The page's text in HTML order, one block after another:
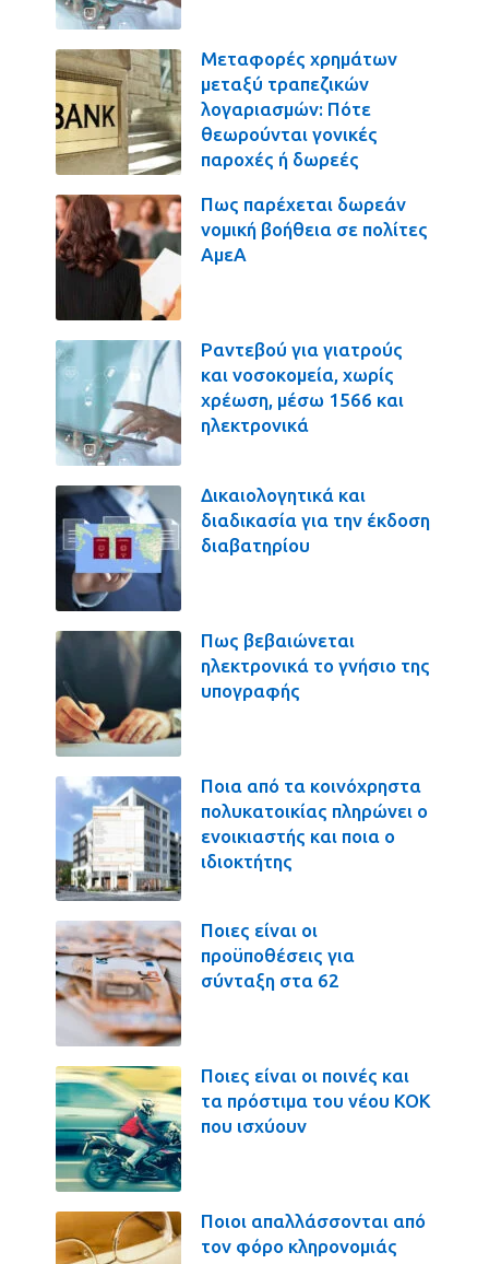
Μεταφορές χρημάτων
μεταξύ τραπεζικών
λογαριασμών: Πότε
θεωρούνται γονικές
παροχές ή δωρεές
Πως παρέχεται δωρεάν
νομική βοήθεια σε πολίτες
ΑμεΑ
Ραντεβού για γιατρούς
και νοσοκομεία, χωρίς
χρέωση, μέσω 1566 και
ηλεκτρονικά
Δικαιολογητικά και
διαδικασία για την έκδοση
διαβατηρίου
Πως βεβαιώνεται
ηλεκτρονικά το γνήσιο της
υπογραφής
Ποια από τα κοινόχρηστα
πολυκατοικίας πληρώνει ο
ενοικιαστής και ποια ο
ιδιοκτήτης
Ποιες είναι οι
προϋποθέσεις για
σύνταξη στα 62
Ποιες είναι οι ποινές και
τα πρόστιμα του νέου ΚΟΚ
που ισχύουν
Ποιοι απαλλάσσονται από
τον φόρο κληρονομιάς